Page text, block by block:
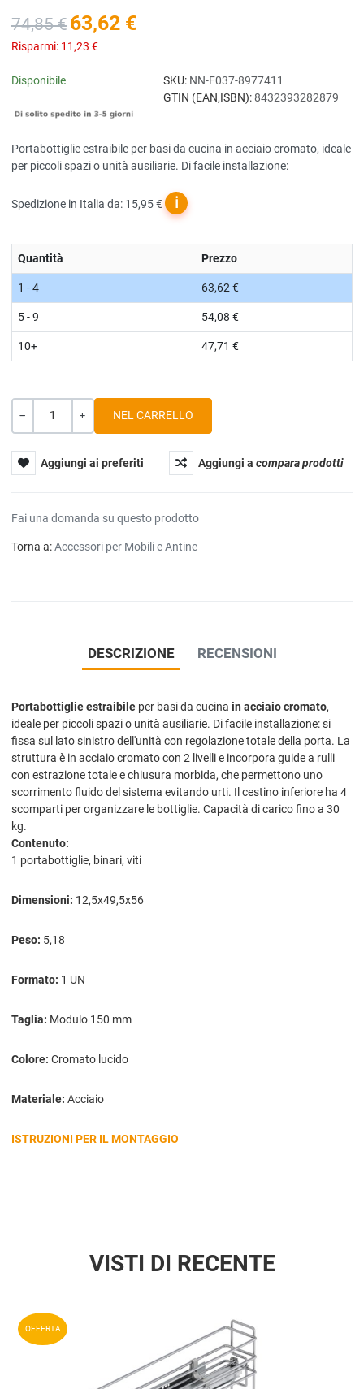
74,85 €63,62 €
Risparmi: 11,23 €
Disponibile SKU: NN-F037-8977411
GTIN (EAN,ISBN): 8432393282879
Portabottiglie estraibile per basi da cucina in acciaio cromato, ideale
per piccoli spazi o unità ausiliarie. Di facile installazione:
Spedizione in Italia da: 15,95 € ℹ
Quantità Prezzo
1 - 4 63,62 €
5 - 9 54,08 €
10+ 47,71 €
Quantità
Aggiungi ai preferiti Aggiungi acompara prodotti
Fai una domanda su questo prodotto
Torna a:Accessori per Mobili e Antine
DESCRIZIONE RECENSIONI
Portabottiglie estraibile per basi da cucina in acciaio cromato,
ideale per piccoli spazi o unità ausiliarie. Di facile installazione: si
fissa sul lato sinistro dell'unità con regolazione totale della porta. La
struttura è in acciaio cromato con 2 livelli e incorpora guide a rulli
con estrazione totale e chiusura morbida, che permettono uno
scorrimento fluido del sistema evitando urti. Il cestino inferiore ha 4
scomparti per organizzare le bottiglie. Capacità di carico fino a 30
kg.
Contenuto:
1 portabottiglie, binari, viti
Dimensioni: 12,5x49,5x56
Peso: 5,18
Formato: 1 UN
Taglia: Modulo 150 mm
Colore: Cromato lucido
Materiale: Acciaio
ISTRUZIONI PER IL MONTAGGIO
VISTI DI RECENTE
OFFERTA